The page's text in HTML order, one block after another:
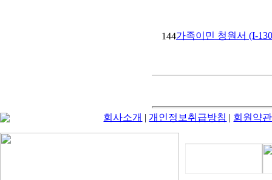
144가족이민 청원서 (I-
회사소개 |개인정보취급방침 | 회원약관